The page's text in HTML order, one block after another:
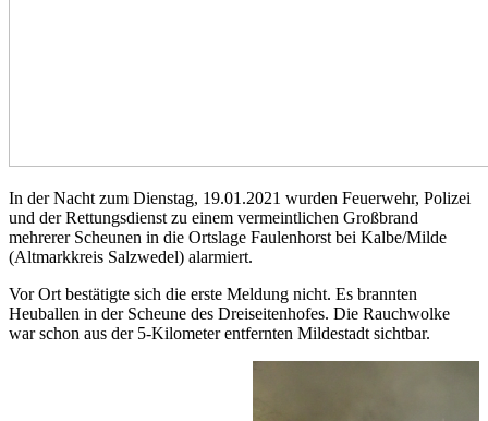
In der Nacht zum Dienstag, 19.01.2021 wurden Feuerwehr, Polizei
und der Rettungsdienst zu einem vermeintlichen Großbrand
mehrerer Scheunen in die Ortslage Faulenhorst bei Kalbe/Milde
(Altmarkkreis Salzwedel) alarmiert.
Vor Ort bestätigte sich die erste Meldung nicht. Es brannten
Heuballen in der Scheune des Dreiseitenhofes. Die Rauchwolke
war schon aus der 5-Kilometer entfernten Mildestadt sichtbar.